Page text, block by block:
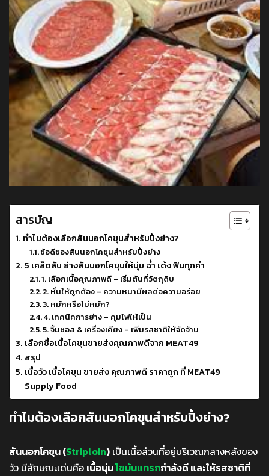
สารบัญ
ทำไมต้องเลือกสันนอกโคขุนสำหรับปิ้งย่าง?
ข้อดีของสันนอกโคขุนสำหรับปิ้งย่าง
5 เคล็ดลับ ย่างสันนอกโคขุนให้นุ่ม ฉ่ำ เด้ง ฟินทุกคำ
1. เลือกเนื้อคุณภาพดี – เริ่มต้นที่วัตถุดิบ
2. หั่นให้ถูกต้อง – ความหนามีผลต่อความอร่อย
3. หมักหรือไม่หมัก?
4. เทคนิคการย่าง – คุมไฟให้เป็น
5. จิ้มซอส & เครื่องเคียง – เพิ่มรสชาติให้จัดจ้าน
เลือกซื้อเนื้อโคขุนขายส่งคุณภาพดีจาก MEAT49
สรุป
เนื้อวัว เนื้อโคขุน ขายส่ง คุณภาพดี ราคาถูก ที่ MEAT49
Supply Food
ทำไมต้องเลือกสันนอกโคขุนสำหรับปิ้งย่าง?
สันนอกโคขุน (Striploin) เป็นเนื้อส่วนที่อยู่บริเวณกลางหลังของ
วัว มีลักษณะเด่นคือ เนื้อนุ่มไขมันแทรกกำลังดี และให้รสชาติที่